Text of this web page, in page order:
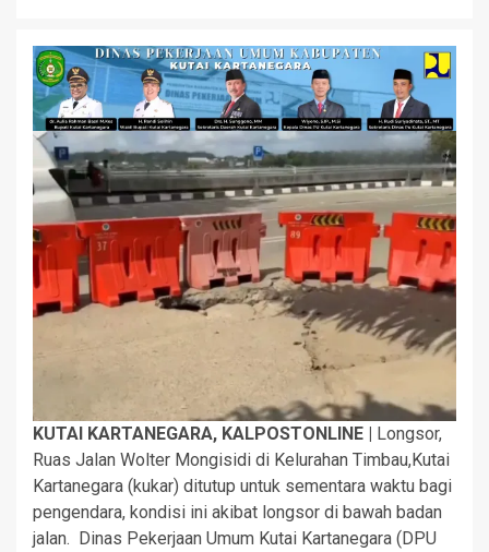
KUTAI KARTANEGARA, KALPOSTONLINE | Longsor,
Ruas Jalan Wolter Mongisidi di Kelurahan Timbau,Kutai
Kartanegara (kukar) ditutup untuk sementara waktu bagi
pengendara, kondisi ini akibat longsor di bawah badan
jalan. Dinas Pekerjaan Umum Kutai Kartanegara (DPU